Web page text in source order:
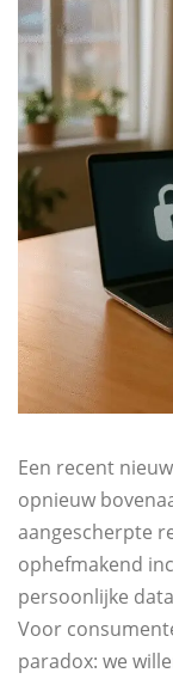
Een recent
opnieuw
aangescherpte
ophefmakend
persoonlijke
Voor
paradox: we